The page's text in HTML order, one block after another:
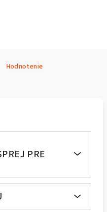
Hodnotenie
PRE